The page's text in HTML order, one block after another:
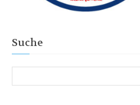
Suche